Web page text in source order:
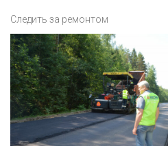
Следить за ремонтом